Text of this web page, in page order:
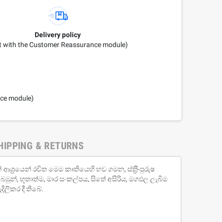
Delivery policy
with the Customer Reassurance module)
module)
& RETURNS
රචිත මෙම කෘතියෙහි භව ගමන, ස්ත‍්‍රී-පුරුෂ
භූතාත්ම, මාර සංකල්පය, සිතේ අසිරිය, මගඵල ලැබීම
දී තිබේ.